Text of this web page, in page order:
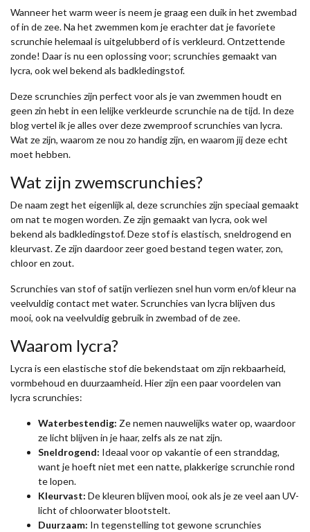
Wanneer het warm weer is neem je graag een duik in het zwembad
of in de zee. Na het zwemmen kom je erachter dat je favoriete
scrunchie helemaal is uitgelubberd of is verkleurd. Ontzettende
zonde! Daar is nu een oplossing voor; scrunchies gemaakt van
lycra, ook wel bekend als badkledingstof.
Deze scrunchies zijn perfect voor als je van zwemmen houdt en
geen zin hebt in een lelijke verkleurde scrunchie na de tijd. In deze
blog vertel ik je alles over deze zwemproof scrunchies van lycra.
Wat ze zijn, waarom ze nou zo handig zijn, en waarom jij deze echt
moet hebben.
Wat zijn zwemscrunchies?
De naam zegt het eigenlijk al, deze scrunchies zijn speciaal gemaakt
om nat te mogen worden. Ze zijn gemaakt van lycra, ook wel
bekend als badkledingstof. Deze stof is elastisch, sneldrogend en
kleurvast. Ze zijn daardoor zeer goed bestand tegen water, zon,
chloor en zout.
Scrunchies van stof of satijn verliezen snel hun vorm en/of kleur na
veelvuldig contact met water. Scrunchies van lycra blijven dus
mooi, ook na veelvuldig gebruik in zwembad of de zee.
Waarom lycra?
Lycra is een elastische stof die bekendstaat om zijn rekbaarheid,
vormbehoud en duurzaamheid. Hier zijn een paar voordelen van
lycra scrunchies:
Waterbestendig: Ze nemen nauwelijks water op, waardoor
ze licht blijven in je haar, zelfs als ze nat zijn.
Sneldrogend: Ideaal voor op vakantie of een stranddag,
want je hoeft niet met een natte, plakkerige scrunchie rond
te lopen.
Kleurvast: De kleuren blijven mooi, ook als je ze veel aan UV-
licht of chloorwater blootstelt.
Duurzaam: In tegenstelling tot gewone scrunchies